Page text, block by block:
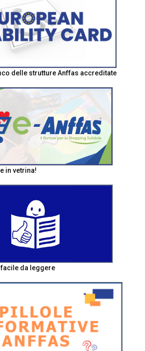
delle strutture Anffas accreditate
in vetrina!
facile da leggere